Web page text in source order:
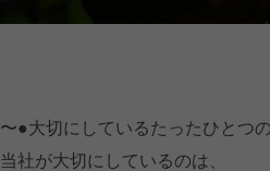
〜●大切にしているたったひとつ
当社が大切にしているのは、